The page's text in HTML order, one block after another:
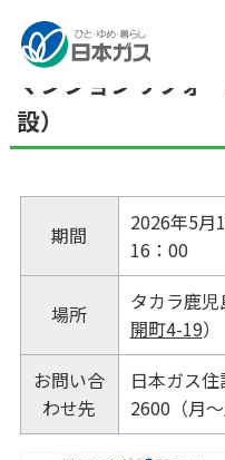
総合HOME お知らせ マンション
マンションリフォ
設）
期間
2026年5
16：00
場所 タカラ鹿
開町4-19）
お問い合
わせ先
日本ガス
2600（月